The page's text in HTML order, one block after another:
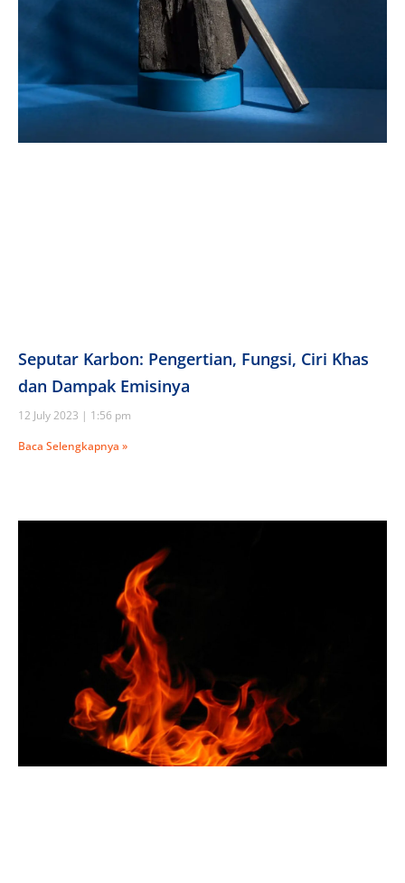
Seputar Karbon: Pengertian, Fungsi, Ciri Khas
dan Dampak Emisinya
12 July 2023
1:56 pm
Baca Selengkapnya »